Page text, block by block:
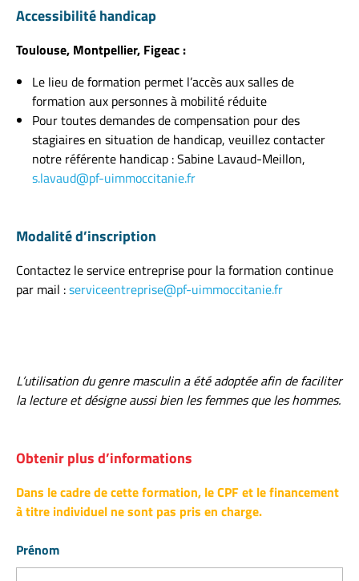
Accessibilité handicap
Toulouse, Montpellier, Figeac :
Le lieu de formation permet l’accès aux salles de
formation aux personnes à mobilité réduite
Pour toutes demandes de compensation pour des
stagiaires en situation de handicap, veuillez contacter
notre référente handicap : Sabine Lavaud-Meillon,
s.lavaud@pf-uimmoccitanie.fr
Modalité d’inscription
Contactez le service entreprise pour la formation continue
par mail :serviceentreprise@pf-uimmoccitanie.fr
L’utilisation du genre masculin a été adoptée afin de faciliter
la lecture et désigne aussi bien les femmes que les hommes.
Obtenir plus d’informations
Dans le cadre de cette formation, le CPF et le financement
à titre individuel ne sont pas pris en charge.
Prénom